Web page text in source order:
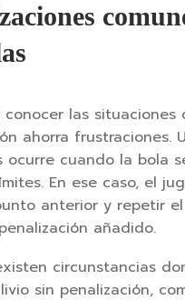
conocer las situaciones
ahorra frustraciones.
ocurre cuando la bola
En ese caso, el
anterior y repetir
añadido.
circunstancias
sin penalización,